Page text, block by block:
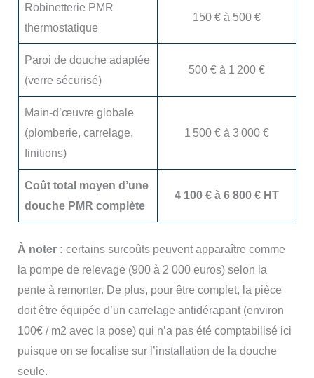
Robinetterie PMR
thermostatique
150 € à 500 €
Paroi de douche adaptée
(verre sécurisé)
500 € à 1 200 €
Main-d’œuvre globale
(plomberie, carrelage,
finitions)
1 500 € à 3 000 €
Coût total moyen d’une
douche PMR complète
4 100 € à 6 800 € HT
À noter : certains surcoûts peuvent apparaître comme
la pompe de relevage (900 à 2 000 euros) selon la
pente à remonter. De plus, pour être complet, la pièce
doit être équipée d’un carrelage antidérapant (environ
100€ / m2 avec la pose) qui n’a pas été comptabilisé ici
puisque on se focalise sur l’installation de la douche
seule.